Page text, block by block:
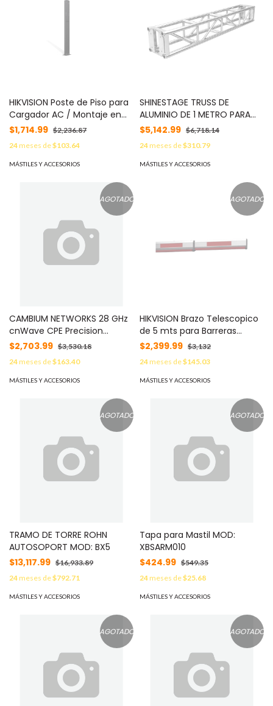
HIKVISION Poste de Piso para
Cargador AC / Montaje en
Suelo / IP67 IK10 /
Dimensiones 1400 x 100 x 40
mm (55 x 4 x 1.6 in) /
Temperatura -40°C a 80°C
$1,714.99 $2,236.87
24meses de$103.64
MÁSTILES Y ACCESORIOS
SHINESTAGE TRUSS DE
ALUMINIO DE 1 METRO PARA
VIDEOWALLS Y LUCES DE
ESCENARIO TIPO AMERICANO
MOD: EPYT30STT1M
$5,142.99 $6,718.14
24meses de$310.79
MÁSTILES Y ACCESORIOS
AGOTADO
CAMBIUM NETWORKS 28 GHz
cnWave CPE Precision
Bracket Kit MOD:
N000000L159A
$2,703.99 $3,530.18
24meses de$163.40
MÁSTILES Y ACCESORIOS
AGOTADO
HIKVISION Brazo Telescopico
de 5 mts para Barreras
Hikvision DS-TMG520 /
Octagonal MOD: 366000490
$2,399.99 $3,132
24meses de$145.03
MÁSTILES Y ACCESORIOS
AGOTADO
TRAMO DE TORRE ROHN
AUTOSOPORT MOD: BX5
$13,117.99 $16,933.89
24meses de$792.71
MÁSTILES Y ACCESORIOS
AGOTADO
Tapa para Mastil MOD:
XBSARM010
$424.99 $549.35
24meses de$25.68
MÁSTILES Y ACCESORIOS
AGOTADO AGOTADO